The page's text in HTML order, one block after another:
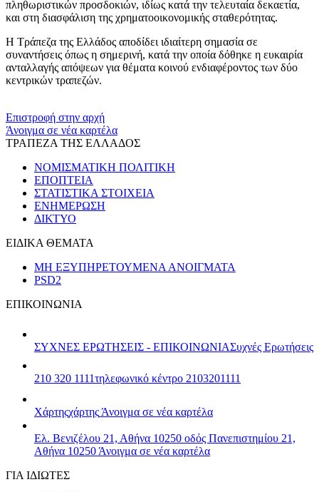
πληθωριστικών προσδοκιών, ιδίως κατά την τελευταία δεκαετία,
και στη διασφάλιση της χρηματοοικονομικής σταθερότητας.
Η Τράπεζα της Ελλάδος αποδίδει ιδιαίτερη σημασία σε
συναντήσεις όπως η σημερινή, κατά την οποία δόθηκε η ευκαιρία
ανταλλαγής απόψεων για θέματα κοινού ενδιαφέροντος των δύο
κεντρικών τραπεζών.
Επιστροφή στην αρχή
Άνοιγμα σε νέα καρτέλα
ΤΡΑΠΕΖΑ ΤΗΣ ΕΛΛΑΔΟΣ
ΝΟΜΙΣΜΑΤΙΚΗ ΠΟΛΙΤΙΚΗ
ΕΠΟΠΤΕΙΑ
ΣΤΑΤΙΣΤΙΚΑ ΣΤΟΙΧΕΙΑ
ΕΝΗΜΕΡΩΣΗ
ΔΙΚΤΥΟ
ΕΙΔΙΚΑ ΘΕΜΑΤΑ
ΜΗ ΕΞΥΠΗΡΕΤΟΥΜΕΝΑ ΑΝΟΙΓΜΑΤΑ
PSD2
ΕΠΙΚΟΙΝΩΝΙΑ
ΣΥΧΝΕΣ ΕΡΩΤΗΣΕΙΣ - ΕΠΙΚΟΙΝΩΝΙΑΣυχνές Ερωτήσεις
210 320 1111τηλεφωνικό κέντρο 2103201111
Χάρτηςχάρτης Άνοιγμα σε νέα καρτέλα
Ελ. Βενιζέλου 21, Αθήνα 10250 οδός Πανεπιστημίου 21,
Αθήνα 10250 Άνοιγμα σε νέα καρτέλα
ΓΙΑ ΙΔΙΩΤΕΣ